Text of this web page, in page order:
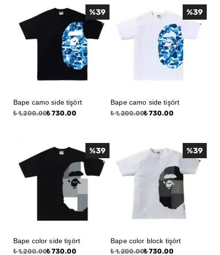
Bape camo side tişört
₺ 1,200.00₺ 730.00
%39
Bape camo side tişört
₺ 1,200.00₺ 730.00
%39
Bape color side tişört
₺ 1,200.00₺ 730.00
%39
Bape color block tişört
₺ 1,200.00₺ 730.00
%39